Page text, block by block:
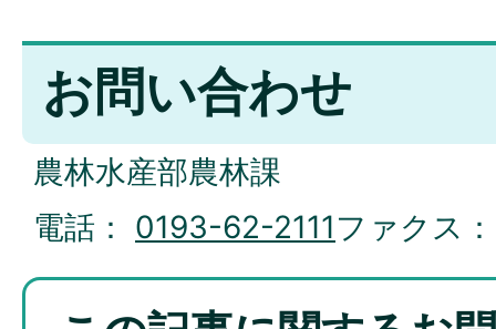
お問い合わせ
農林水産部農林課
電話： 0193-62-2111ファクス